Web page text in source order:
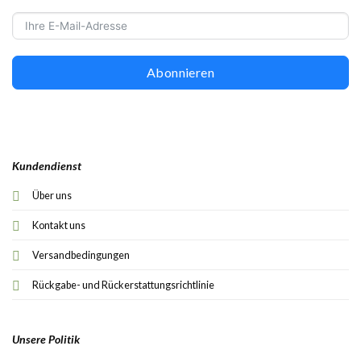
Kundendienst
Über uns
Kontakt uns
Versandbedingungen
Rückgabe- und Rückerstattungsrichtlinie
Unsere Politik
Abonnieren